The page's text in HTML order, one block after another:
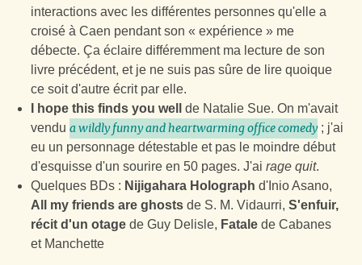
interactions avec les différentes personnes qu'elle a
croisé à Caen pendant son « expérience » me
débecte. Ça éclaire différemment ma lecture de son
livre précédent, et je ne suis pas sûre de lire quoique
ce soit d'autre écrit par elle.
I hope this finds you well
de Natalie Sue. On m'avait
vendua wildly funny and heartwarming office comedy; j'ai
eu un personnage détestable et pas le moindre début
d'esquisse d'un sourire en 50 pages. J'airage quit.
Quelques BDs : Nijigahara Holograph d'Inio Asano,
All my friends are ghosts de S. M. Vidaurri,S'enfuir,
récit d'un otage de Guy Delisle, Fatale de Cabanes
et Manchette